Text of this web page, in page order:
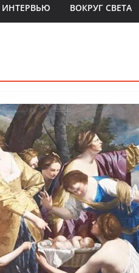
ИНТЕРВЬЮ ВОКРУГ СВЕТА